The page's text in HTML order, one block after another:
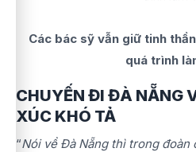
Các bác sỹ vẫn giữ tinh
quá trình
CHUYẾN ĐI ĐÀ NẴNG
XÚC KHÓ TẢ
“Nói về Đà Nẵng thì trong